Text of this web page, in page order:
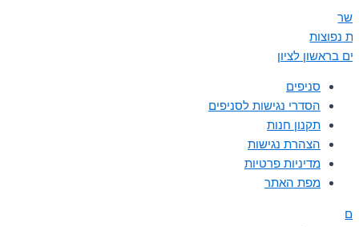
נפוצות
בראשון לציון
סניפים
הסדרי נגישות לסניפים
תקנון חנות
הצהרת נגישות
מדיניות פרטיות
מפת האתר